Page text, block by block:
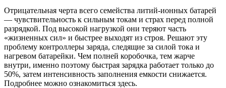
Отрицательная черта всего семейства литий-ионных батарей
— чувствительность к сильным токам и страх перед полной
разрядкой. Под высокой нагрузкой они теряют часть
«жизненных сил» и быстрее выходят из строя. Решают эту
проблему контроллеры заряда, следящие за силой тока и
нагревом батарейки. Чем полней коробочка, тем жарче
внутри, именно поэтому быстрая зарядка работает только до
50%, затем интенсивность заполнения емкости снижается.
Подробнее можно ознакомиться здесь.